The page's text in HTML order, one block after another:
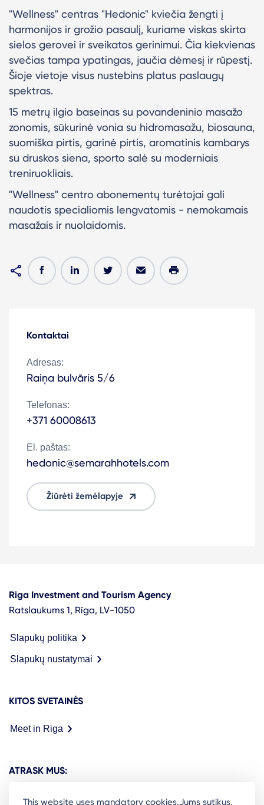
"Wellness" centras "Hedonic" kviečia žengti į
harmonijos ir grožio pasaulį, kuriame viskas skirta
sielos gerovei ir sveikatos gerinimui. Čia kiekvienas
svečias tampa ypatingas, jaučia dėmesį ir rūpestį.
Šioje vietoje visus nustebins platus paslaugų
spektras.
15 metrų ilgio baseinas su povandeninio masažo
zonomis, sūkurinė vonia su hidromasažu, biosauna,
suomiška pirtis, garinė pirtis, aromatinis kambarys
su druskos siena, sporto salė su moderniais
treniruokliais.
"Wellness" centro abonementų turėtojai gali
naudotis specialiomis lengvatomis - nemokamais
masažais ir nuolaidomis.
Kontaktai
Adresas:
Raiņa bulvāris 5/6
Telefonas:
+371 60008613
El. paštas:
hedonic@semarahhotels.com
Žiūrėti žemėlapyje
Riga Investment and Tourism Agency
Ratslaukums 1, Rīga, LV-1050
Slapukų politika
Slapukų nustatymai
KITOS SVETAINĖS
Meet in Riga
ATRASK MUS:
This website uses mandatory cookies.Jums sutikus,